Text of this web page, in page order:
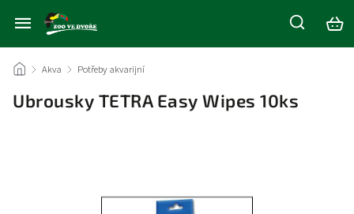
/ Akva / Potřeby akvarijní
Ubrousky TETRA Easy Wipes 10ks